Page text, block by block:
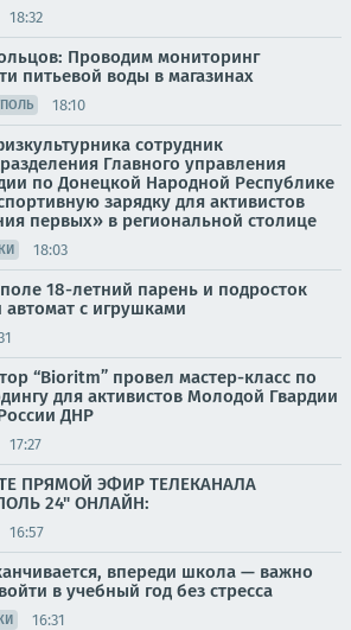
18:32
Проводим мониторинг
питьевой воды в магазинах
18:10
сотрудник
Главного управления
по Донецкой Народной Республике
зарядку для активистов
первых» в региональной столице
18:03
18-летний парень и подросток
автомат с игрушками
“Bioritm” провел мастер-класс по
для активистов Молодой Гвардии
ДНР
17:27
ПРЯМОЙ ЭФИР ТЕЛЕКАНАЛА
24" ОНЛАЙН:
16:57
впереди школа — важно
в учебный год без стресса
16:31